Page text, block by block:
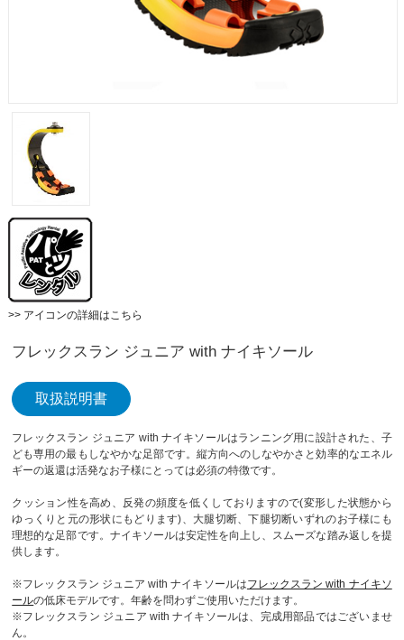
>> アイコンの詳細はこちら
フレックスラン ジュニア with ナイキソール
取扱説明書
フレックスラン ジュニア with ナイキソールはランニング用に設計された、子
ども専用の最もしなやかな足部です。縦方向へのしなやかさと効率的なエネル
ギーの返還は活発なお子様にとっては必須の特徴です。
クッション性を高め、反発の頻度を低くしておりますので(変形した状態から
ゆっくりと元の形状にもどります)、大腿切断、下腿切断いずれのお子様にも
理想的な足部です。ナイキソールは安定性を向上し、スムーズな踏み返しを提
供します。
※フレックスラン ジュニア with ナイキソールはフレックスラン with ナイキソ
ールの低床モデルです。年齢を問わずご使用いただけます。
※フレックスラン ジュニア with ナイキソールは、完成用部品ではございませ
ん。